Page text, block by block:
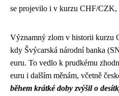
se projevilo i v kurzu CHF/CZK,
Významný zlom v historii kurzu
kdy Švýcarská národní banka
euru. To vedlo k prudkému
euru i dalším měnám, včetně
během krátké doby zvýšil o